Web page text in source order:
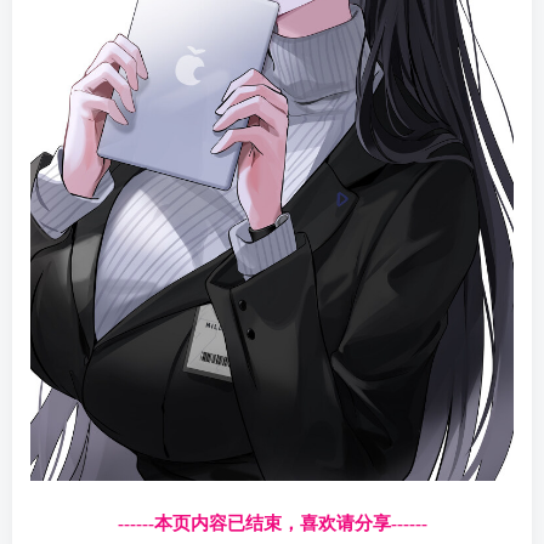
------本页内容已结束，喜欢请分享------